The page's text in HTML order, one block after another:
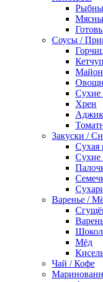
Соусы /
Сухие
Хрен
Закуски /
Сухая
Сухие
Варенье /
Мёд
Чай / Кофе